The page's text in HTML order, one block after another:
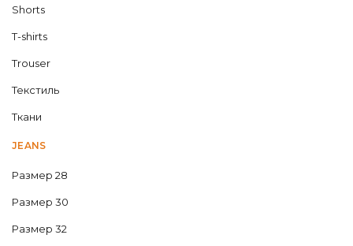
Shorts
T-shirts
Trouser
Текстиль
Ткани
JEANS
Размер 28
Размер 30
Размер 32